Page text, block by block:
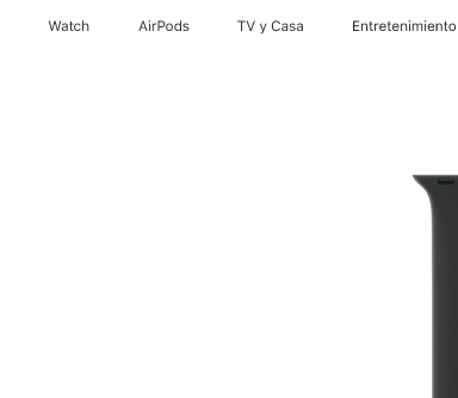
Watch AirPods TV y Casa Entretenimiento